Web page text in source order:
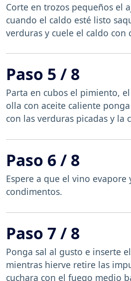
Corte en trozos pequeños el
cuando el caldo esté listo
verduras y cuele el caldo con
Paso 5 / 8
Parta en cubos el pimiento,
olla con aceite caliente
con las verduras picadas y la
Paso 6 / 8
Espere a que el vino evapore
condimentos.
Paso 7 / 8
Ponga sal al gusto e inserte
mientras hierve retire las
cuchara con el fuego medio